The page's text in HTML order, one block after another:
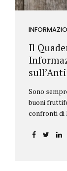
Il
Sono
buoni
confronti di